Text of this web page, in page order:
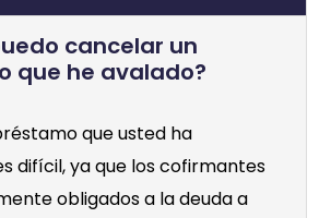
cancelar un
que he avalado?
que usted ha
difícil, ya que los cofirmantes
obligados a la deuda a